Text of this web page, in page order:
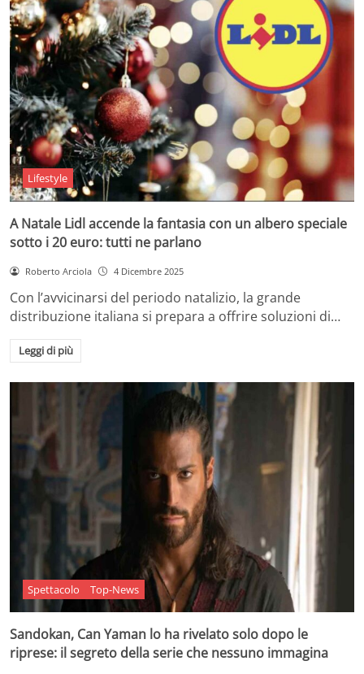
Lifestyle
A Natale Lidl accende la fantasia con un albero speciale
sotto i 20 euro: tutti ne parlano
Roberto Arciola 4 Dicembre 2025
Con l’avvicinarsi del periodo natalizio, la grande
distribuzione italiana si prepara a offrire soluzioni di…
Leggi di più
Spettacolo Top-News
Sandokan, Can Yaman lo ha rivelato solo dopo le
riprese: il segreto della serie che nessuno immagina